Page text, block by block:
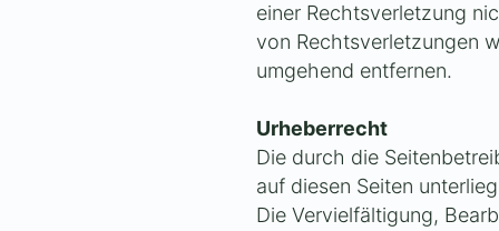
einer Rechtsverletzung
von Rechtsverletzungen
umgehend entfernen.
Urheberrecht
Die durch die
auf diesen Seiten
Die Vervielfältigung,